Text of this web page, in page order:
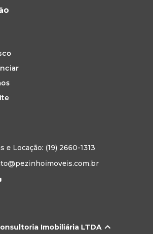
e Locação: (19) 2660-1313
Imobiliária LTDA